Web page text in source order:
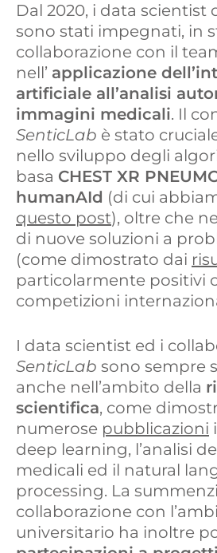
Dal 2020, i data scientist
sono stati impegnati, in
collaborazione con il
nell’ applicazione
artificiale all’analisi
immagini medicali. Il
SenticLab è stato
nello sviluppo degli
basa CHEST XR
humanAId (di cui
questo post), oltre che
di nuove soluzioni a
(come dimostrato dai
particolarmente positivi
competizioni
I data scientist ed i
SenticLab sono sempre
anche nell’ambito della
scientifica, come
numerose pubblicazioni
deep learning, l’analisi
medicali ed il natural
processing. La
collaborazione con
universitario ha inoltre